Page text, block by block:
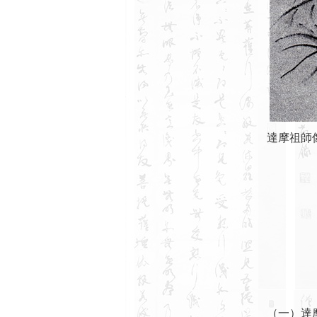
達摩祖師
（一）達